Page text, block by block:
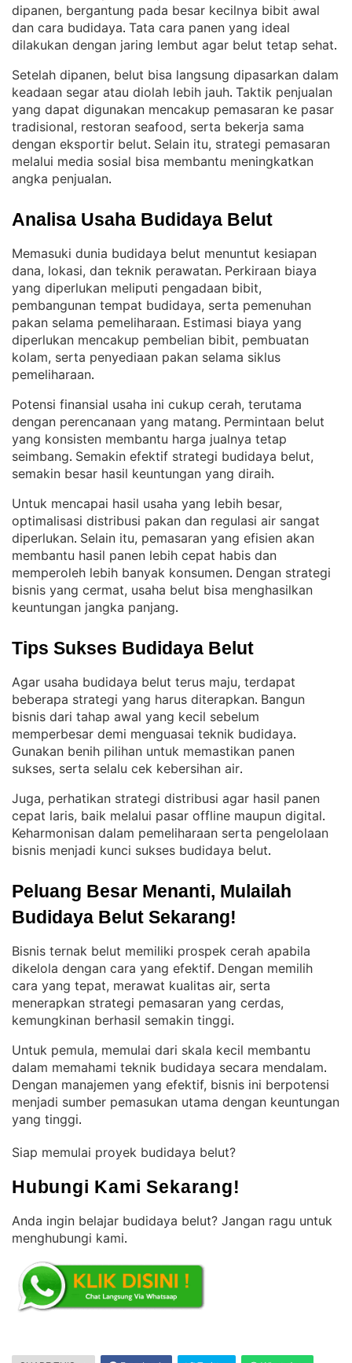
dipanen, bergantung pada besar kecilnya bibit awal
dan cara budidaya. Tata cara panen yang ideal
dilakukan dengan jaring lembut agar belut tetap sehat.
Setelah dipanen, belut bisa langsung dipasarkan dalam
keadaan segar atau diolah lebih jauh. Taktik penjualan
yang dapat digunakan mencakup pemasaran ke pasar
tradisional, restoran seafood, serta bekerja sama
dengan eksportir belut. Selain itu, strategi pemasaran
melalui media sosial bisa membantu meningkatkan
angka penjualan.
Analisa Usaha Budidaya Belut
Memasuki dunia budidaya belut menuntut kesiapan
dana, lokasi, dan teknik perawatan. Perkiraan biaya
yang diperlukan meliputi pengadaan bibit,
pembangunan tempat budidaya, serta pemenuhan
pakan selama pemeliharaan. Estimasi biaya yang
diperlukan mencakup pembelian bibit, pembuatan
kolam, serta penyediaan pakan selama siklus
pemeliharaan.
Potensi finansial usaha ini cukup cerah, terutama
dengan perencanaan yang matang. Permintaan belut
yang konsisten membantu harga jualnya tetap
seimbang. Semakin efektif strategi budidaya belut,
semakin besar hasil keuntungan yang diraih.
Untuk mencapai hasil usaha yang lebih besar,
optimalisasi distribusi pakan dan regulasi air sangat
diperlukan. Selain itu, pemasaran yang efisien akan
membantu hasil panen lebih cepat habis dan
memperoleh lebih banyak konsumen. Dengan strategi
bisnis yang cermat, usaha belut bisa menghasilkan
keuntungan jangka panjang.
Tips Sukses Budidaya Belut
Agar usaha budidaya belut terus maju, terdapat
beberapa strategi yang harus diterapkan. Bangun
bisnis dari tahap awal yang kecil sebelum
memperbesar demi menguasai teknik budidaya
Gunakan benih pilihan untuk memastikan panen
sukses, serta selalu cek kebersihan air.
Juga, perhatikan strategi distribusi agar hasil panen
cepat laris, baik melalui pasar offline maupun digital
Keharmonisan dalam pemeliharaan serta pengelolaan
bisnis menjadi kunci sukses budidaya belut.
Peluang Besar Menanti, Mulailah
Budidaya Belut Sekarang!
Bisnis ternak belut memiliki prospek cerah apabila
dikelola dengan cara yang efektif. Dengan memilih
cara yang tepat, merawat kualitas air, serta
menerapkan strategi pemasaran yang cerdas,
kemungkinan berhasil semakin tinggi.
Untuk pemula, memulai dari skala kecil membantu
dalam memahami teknik budidaya secara mendalam
Dengan manajemen yang efektif, bisnis ini berpotensi
menjadi sumber pemasukan utama dengan keuntungan
yang tinggi.
Siap memulai proyek budidaya belut?
Hubungi Kami Sekarang!
Anda ingin belajar budidaya belut? Jangan ragu untuk
menghubungi kami.